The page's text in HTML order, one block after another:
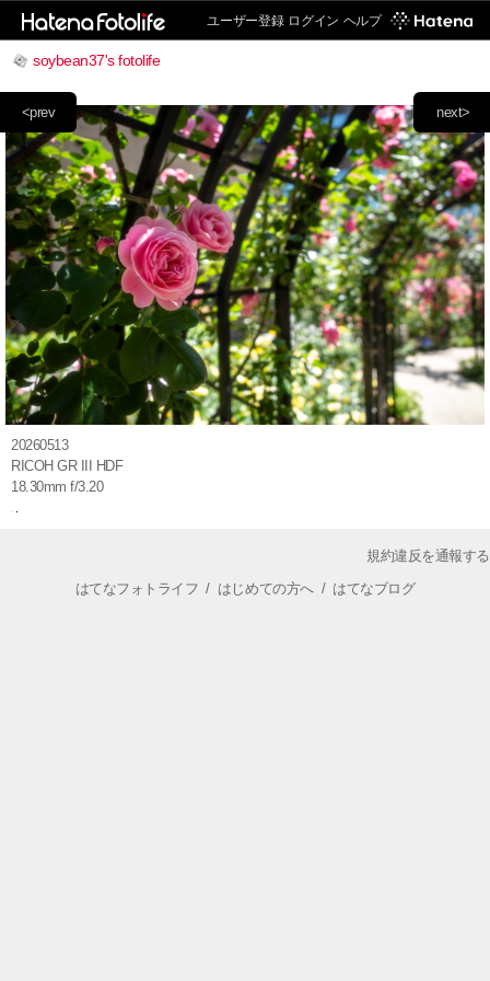
ユーザー登録 ログイン ヘルプ
soybean37's fotolife
next>
<prev
20260513
RICOH GR III HDF
18.30mm f/3.20
規約違反を通報する
はてなフォトライフ / はじめての方へ/ はてなブログ